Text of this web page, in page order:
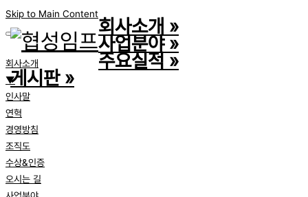
Skip to Main Content
회사소개
▼
인사말
연혁
경영방침
조직도
수상&인증
오시는 길
회사소개 »
사업분야»
주요실적»
게시판»